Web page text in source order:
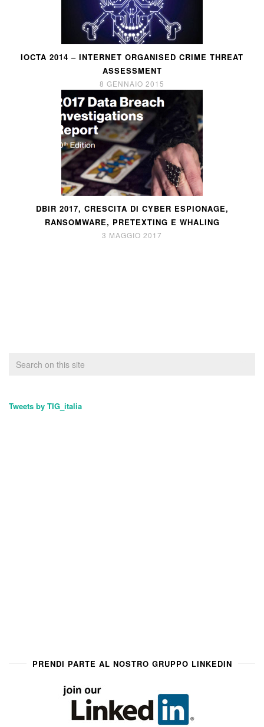
IOCTA 2014 – INTERNET ORGANISED CRIME THREAT
ASSESSMENT
8 GENNAIO 2015
DBIR 2017, CRESCITA DI CYBER ESPIONAGE,
RANSOMWARE, PRETEXTING E WHALING
3 MAGGIO 2017
Tweets by TIG_italia
PRENDI PARTE AL NOSTRO GRUPPO LINKEDIN